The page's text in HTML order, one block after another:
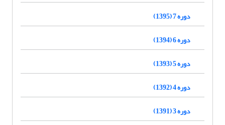
دوره 7 (1395)
دوره 6 (1394)
دوره 5 (1393)
دوره 4 (1392)
دوره 3 (1391)